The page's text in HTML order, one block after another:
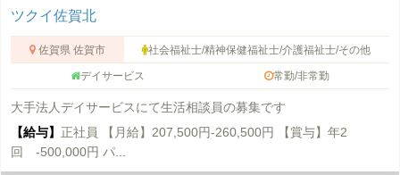
ツクイ佐賀北
佐賀県 佐賀市 社会福祉士/精神保健福祉士/介護福祉士/その他
デイサービス 常勤/非常勤
大手法人デイサービスにて生活相談員の募集です
【給与】 正社員 【月給】207,500円-260,500円 【賞与】年2
回 -500,000円 パ...